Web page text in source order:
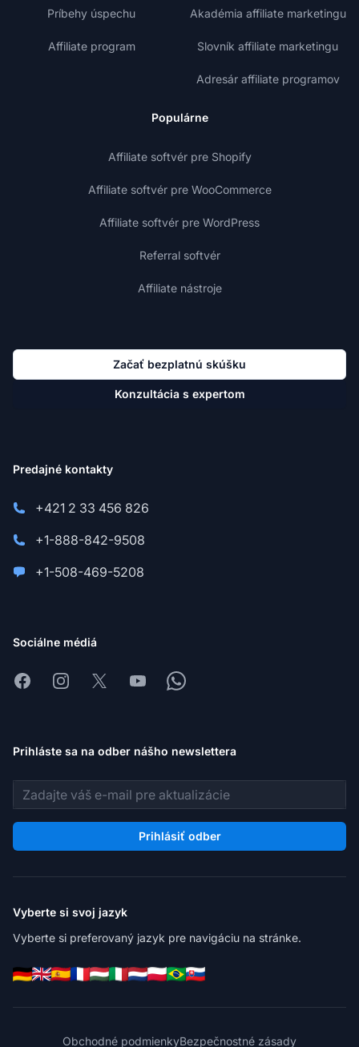
Príbehy úspechu
Affiliate program
Akadémia affiliate marketingu
Slovník affiliate marketingu
Adresár affiliate programov
Populárne
Affiliate softvér pre Shopify
Affiliate softvér pre WooCommerce
Affiliate softvér pre WordPress
Referral softvér
Affiliate nástroje
Začať bezplatnú skúšku
Konzultácia s expertom
Predajné kontakty
+421 2 33 456 826
+1-888-842-9508
+1-508-469-5208
Sociálne médiá
FacebookInstagram
X YoutubeWhatsapp
Prihláste sa na odber nášho newslettera
E-mailová adresa
Prihlásiť odber
Vyberte si svoj jazyk
Vyberte si preferovaný jazyk pre navigáciu na stránke.
Obchodné podmienkyBezpečnostné zásady